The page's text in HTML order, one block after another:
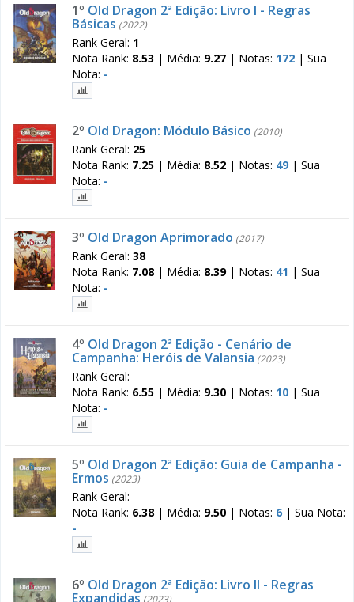
1º Old Dragon 2ª Edição: Livro I - Regras
Básicas (2022)
Rank Geral: 1
Nota Rank: 8.53 | Média: 9.27 | Notas: 172 | Sua
Nota: -
2º Old Dragon: Módulo Básico (2010)
Rank Geral: 25
Nota Rank: 7.25 | Média: 8.52 | Notas: 49 | Sua
Nota: -
3º Old Dragon Aprimorado (2017)
Rank Geral: 38
Nota Rank: 7.08 | Média: 8.39| Notas: 41 | Sua
Nota: -
4º Old Dragon 2ª Edição - Cenário de
Campanha: Heróis de Valansia (2023)
Rank Geral:
Nota Rank: 6.55 | Média: 9.30 | Notas: 10 | Sua
Nota: -
5º Old Dragon 2ª Edição: Guia de Campanha -
Ermos (2023)
Rank Geral:
Nota Rank: 6.38 | Média: 9.50 | Notas: 6 | Sua Nota:
-
6º Old Dragon 2ª Edição: Livro II - Regras
Expandidas (2023)